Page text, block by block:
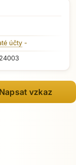
účty -
Napsat vzkaz